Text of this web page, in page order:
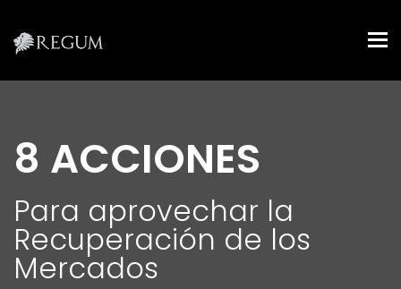
8 ACCIONES
Para aprovechar la
Recuperación de los
Mercados